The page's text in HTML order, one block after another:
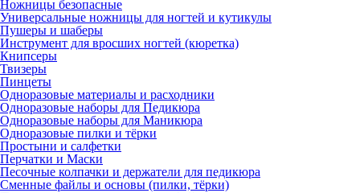
Ножницы безопасные
Универсальные ножницы для ногтей и кутикулы
Пушеры и шаберы
Инструмент для вросших ногтей (кюретка)
Книпсеры
Твизеры
Пинцеты
Одноразовые материалы и расходники
Одноразовые наборы для Педикюра
Одноразовые наборы для Маникюра
Одноразовые пилки и тёрки
Простыни и салфетки
Перчатки и Маски
Песочные колпачки и держатели для педикюра
Cменные файлы и основы (пилки, тёрки)